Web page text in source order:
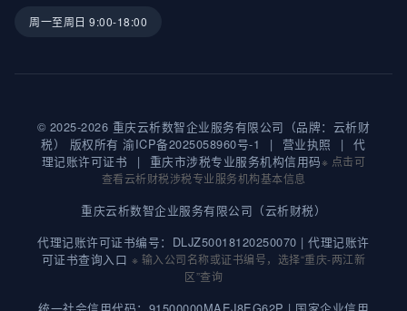
周一至周日 9:00-18:00
© 2025-2026 重庆云析数智企业服务有限公司（品牌：云析财
税） 版权所有渝ICP备2025058960号-1 | 营业执照 |
代
理记账许可证书
| 重庆市涉税专业服务机构信用码※ 点击可
查看云析财税涉税专业服务机构基本信息
重庆云析数智企业服务有限公司（云析财税）
代理记账许可证书编号：DLJZ50018120250070 |代理记账许
可证书查询入口 ※ 输入公司名称或证书编号，选择“重庆-两江新
区”查询